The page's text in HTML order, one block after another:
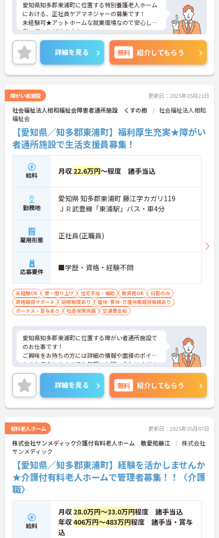
愛知県知多郡東浦町に位置する特別養護老人ホーム
における、正社員ケアマネジャーの募集です！
未経験可★アットホームな就業環境なので安心して
働いていただけます♪
ご興味ある方には、面接対策ポイントなど、さらに
詳細をお話しいたしますのでお気軽にご相談くださ
い。
詳細を見る 無料 紹介してもらう
障がい者施設 更新日：2025年05月21日
社会福祉法人相和福祉会障害者通所施設 くすの樹
社会福祉法人相和
福祉会
【愛知県／知多郡東浦町】福利厚生充実★障がい
者通所施設で生活支援員募集！
給料 月収 22.6万円～程度 諸手当込
勤務地
愛知県 知多郡東浦町 藤江字カガリ119
ＪＲ武豊線「東浦駅」バス・車4分
雇用形態 正社員(正職員)
応募要件 ■学歴・資格・経験不問
未経験OK 寮・借り上げ 住宅手当・補助 無資格OK
日勤のみ
資格取得サポート
研修制度あり
産休･育休･介護休暇取得実績あり
ボーナス・賞与あり
社会保険完備 交通費支給
愛知県知多郡東浦町に位置する障がい者通所施設で
のお仕事です！
ご興味をお持ちの方には詳細の情報や面接のポイン
トをお伝えしますのでお気軽にお問い合わせくださ
いませ。
詳細を見る 無料 紹介してもらう
有料老人ホーム 更新日：2025年05月07日
株式会社サンメディック介護付有料老人ホーム 敬愛苑藤江
株式会社
サンメディック
【愛知県／知多郡東浦町】経験を活かしませんか
★介護付有料老人ホームで管理者募集！！〈介護
職〉
給料
月収 28.0万円～33.0万円程度 諸手当込
年収406万円～483万円程度 諸手当・賞与
込